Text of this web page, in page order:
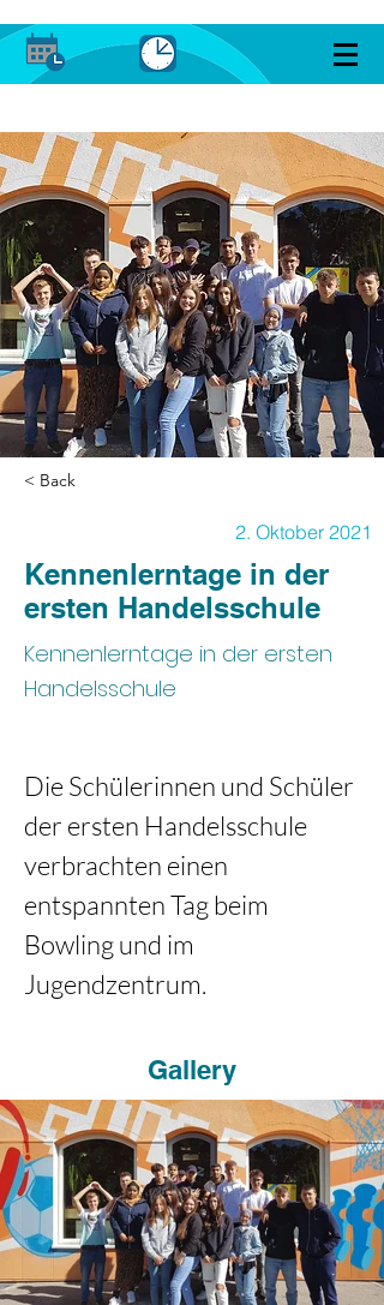
< Back
2. Oktober 2021
Kennenlerntage in der
ersten Handelsschule
Kennenlerntage in der ersten
Handelsschule
Die Schülerinnen und Schüler
der ersten Handelsschule
verbrachten einen
entspannten Tag beim
Bowling und im
Jugendzentrum.
Gallery